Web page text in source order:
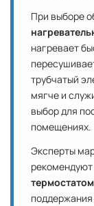
При выборе
нагревает
трубчатый
мягче и
выбор для
помещениях.
Эксперты
рекомендуют